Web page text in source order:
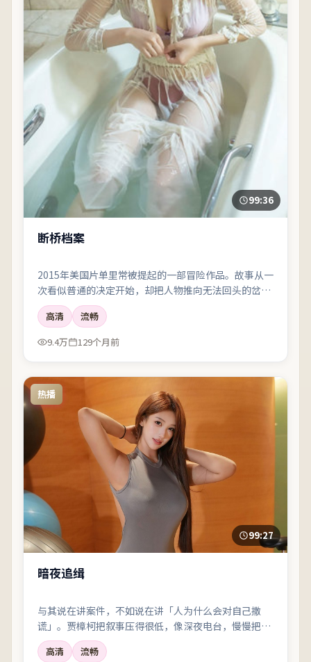
99:36
断桥档案
2015年美国片单里常被提起的一部冒险作品。故事从一
次看似普通的决定开始，却把人物推向无法回头的岔
路；剪辑利落，情绪像潮水一样有涨有落。
高清
流畅
9.4万
129个月前
热播
99:27
暗夜追缉
与其说在讲案件，不如说在讲「人为什么会对自己撒
谎」。贾樟柯把叙事压得很低，像深夜电台，慢慢把听
众引进雾里。
高清
流畅